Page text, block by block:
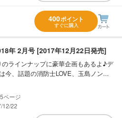
400ポイント
すぐに購入
年 2月号 [2017年12月22日発売]
のラインナップに豪華企画もあるよ♪デ
今、話題の消防士LOVE、玉島ノン...
12/22